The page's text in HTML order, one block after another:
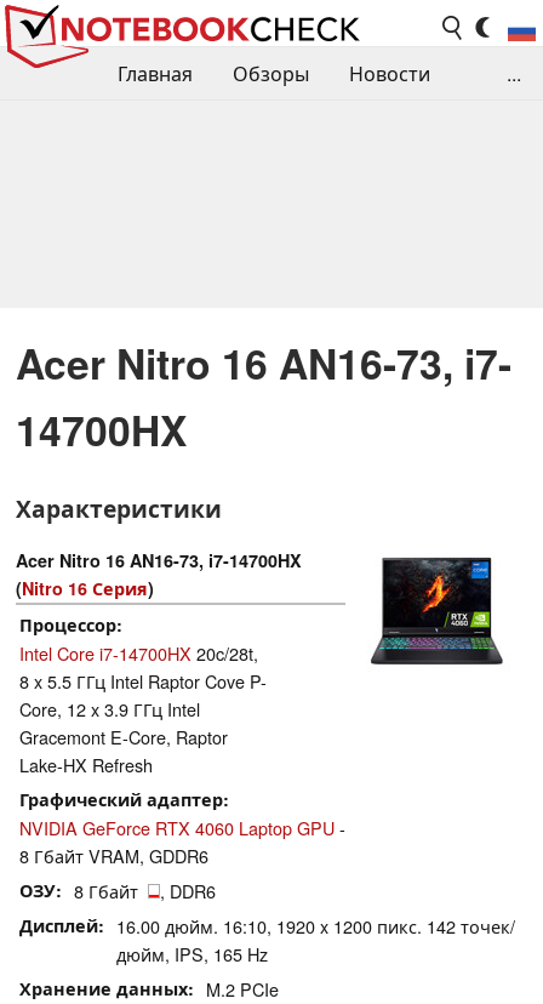
Главная Обзоры
Новости
...
Acer Nitro 16 AN16-73, i7-
14700HX
Характеристики
Acer Nitro 16 AN16-73, i7-14700HX
(Nitro 16 Серия)
Процессор
Intel Core i7-14700HX 20c/28t,
8 x 5.5 ГГц Intel Raptor Cove P-
Core, 12 x 3.9 ГГц Intel
Gracemont E-Core, Raptor
Lake-HX Refresh
Графический адаптер
NVIDIA GeForce RTX 4060 Laptop GPU-
8 Гбайт VRAM, GDDR6
ОЗУ 8 Гбайт , DDR6
Дисплей
16.00 дюйм. 16:10, 1920 x 1200 пикс. 142 точек/
дюйм, IPS, 165 Hz
Хранение данных M.2 PCIe